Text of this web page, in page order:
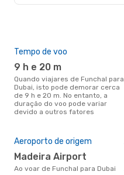
DXB- FNC
Tempo de voo
9 h e 20 m
Quando viajares de Funchal para
Dubai, isto pode demorar cerca
de 9 h e 20 m. No entanto, a
duração do voo pode variar
devido a outros fatores
Aeroporto de origem
Madeira Airport
Ao voar de Funchal para Dubai